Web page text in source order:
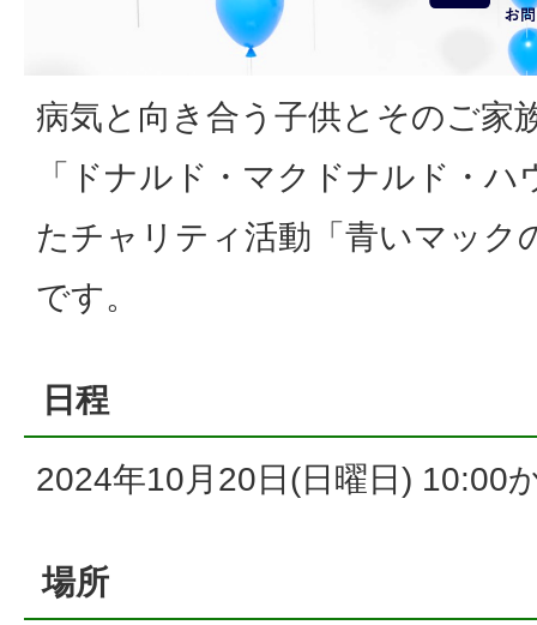
病気と向き合う子供とそのご家
「ドナルド・マクドナルド・
たチャリティ活動「青いマック
です。
日程
2024年10月20日(日曜日) 10:00
場所